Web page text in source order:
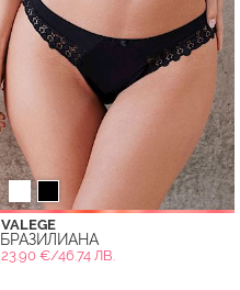
VALEGE
БРАЗИЛИАНА
23.90 €/46.74 ЛВ.